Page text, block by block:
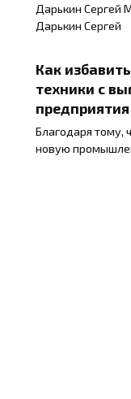
Дарькин Сергей
Дарькин Сергей
Как
техники с
предприятия
Благодаря тому,
новую